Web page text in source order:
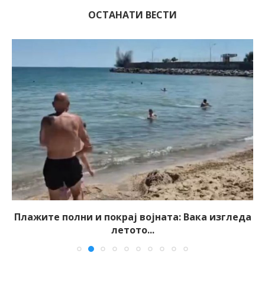
ОСТАНАТИ ВЕСТИ
Плажите полни и покрај војната: Вака изгледа
летото...